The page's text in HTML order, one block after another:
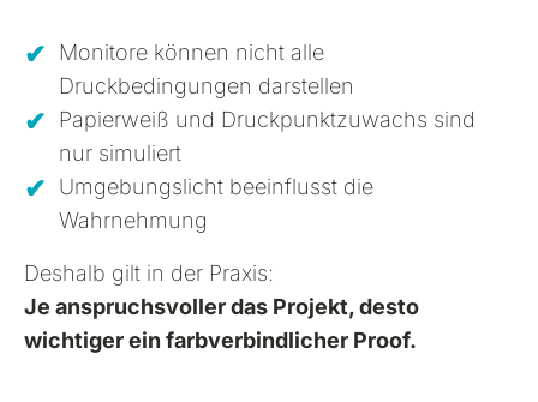
Monitore können nicht alle
Druckbedingungen darstellen
Papierweiß und Druckpunktzuwachs sind
nur simuliert
Umgebungslicht beeinflusst die
Wahrnehmung
Deshalb gilt in der Praxis:
Je anspruchsvoller das Projekt, desto
wichtiger ein farbverbindlicher Proof.